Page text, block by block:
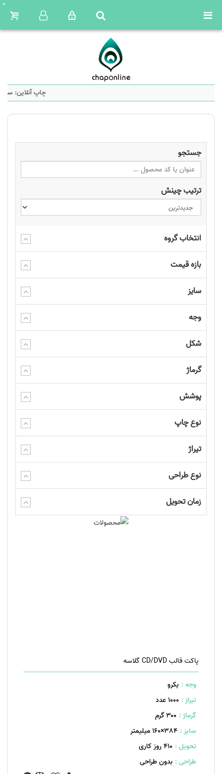
0
چاپ آنلاین:
جستجو
ترتیب چینش
انتخاب گروه
بازه قیمت
سایز
وجه
شکل
گرماژ
پوشش
نوع چاپ
تیراژ
نوع طراحی
زمان تحویل
پاکت قالب CD/DVD گلاسه
وجه : یکرو
تیراژ : 1000 عدد
گرماژ : ۳۰۰ گرم
سایز : ۳۸۴×۱60 میلیمتر
تحویل : 410 روز کاری
طراحی : بدون طراحی